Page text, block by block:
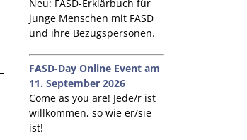
Neu: FASD-Erklärbuch für
junge Menschen mit FASD
und ihre Bezugspersonen.
FASD-Day Online Event am
11. September 2026
Come as you are! Jede/r ist
willkommen, so wie er/sie
ist!